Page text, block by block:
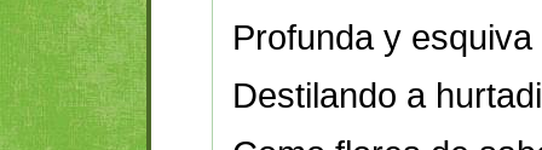
Profunda y esquiva
Destilando a